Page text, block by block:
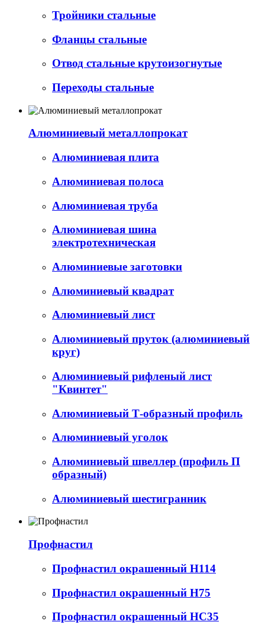
Тройники стальные
Фланцы стальные
Отвод стальные крутоизогнутые
Переходы стальные
Алюминиевый металлопрокат
Алюминиевая плита
Алюминиевая полоса
Алюминиевая труба
Алюминиевая шина
электротехническая
Алюминиевые заготовки
Алюминиевый квадрат
Алюминиевый лист
Алюминиевый пруток (алюминиевый
круг)
Алюминиевый рифленый лист
"Квинтет"
Алюминиевый Т-образный профиль
Алюминиевый уголок
Алюминиевый швеллер (профиль П
образный)
Алюминиевый шестигранник
Профнастил
Профнастил окрашенный Н114
Профнастил окрашенный Н75
Профнастил окрашенный НС35